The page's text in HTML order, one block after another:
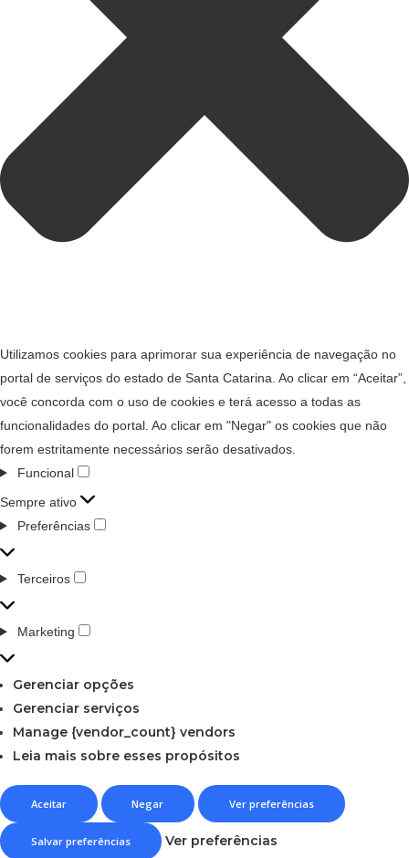
Utilizamos cookies para aprimorar sua experiência de navegação no
portal de serviços do estado de Santa Catarina. Ao clicar em “Aceitar”,
você concorda com o uso de cookies e terá acesso a todas as
funcionalidades do portal. Ao clicar em "Negar" os cookies que não
forem estritamente necessários serão desativados.
Funcional
Sempre ativo
Preferências
Terceiros
Marketing
Gerenciar opções
Gerenciar serviços
Manage {vendor_count} vendors
Leia mais sobre esses propósitos
Aceitar Negar Ver preferências
Salvar preferências Ver preferências